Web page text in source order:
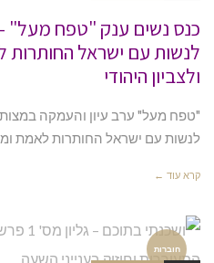
כנס נשים ענק "טפח מעל"
לנשות עם ישראל
ולצביון היהודי
"טפח מעל" ערב עיון והעמקה
לנשות עם ישראל החותרות לאמת
קרא עוד ←
חוברות